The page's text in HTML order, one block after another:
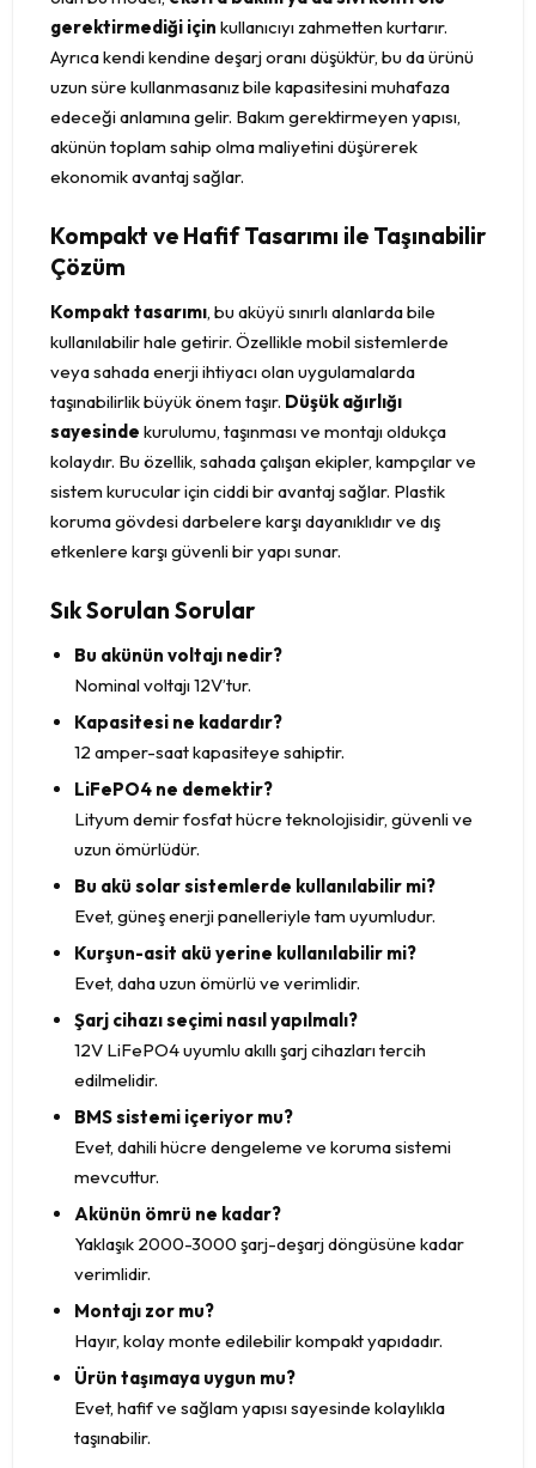
gerektirmediği için kullanıcıyı zahmetten kurtarır.
Ayrıca kendi kendine deşarj oranı düşüktür, bu da ürünü
uzun süre kullanmasanız bile kapasitesini muhafaza
edeceği anlamına gelir. Bakım gerektirmeyen yapısı,
akünün toplam sahip olma maliyetini düşürerek
ekonomik avantaj sağlar.
Kompakt ve Hafif Tasarımı ile Taşınabilir
Çözüm
Kompakt tasarımı, bu aküyü sınırlı alanlarda bile
kullanılabilir hale getirir. Özellikle mobil sistemlerde
veya sahada enerji ihtiyacı olan uygulamalarda
taşınabilirlik büyük önem taşır. Düşük ağırlığı
sayesinde kurulumu, taşınması ve montajı oldukça
kolaydır. Bu özellik, sahada çalışan ekipler, kampçılar ve
sistem kurucular için ciddi bir avantaj sağlar. Plastik
koruma gövdesi darbelere karşı dayanıklıdır ve dış
etkenlere karşı güvenli bir yapı sunar.
Sık Sorulan Sorular
Bu akünün voltajı nedir?
Nominal voltajı 12V’tur.
Kapasitesi ne kadardır?
12 amper-saat kapasiteye sahiptir.
LiFePO4 ne demektir?
Lityum demir fosfat hücre teknolojisidir, güvenli ve
uzun ömürlüdür.
Bu akü solar sistemlerde kullanılabilir mi?
Evet, güneş enerji panelleriyle tam uyumludur.
Kurşun-asit akü yerine kullanılabilir mi?
Evet, daha uzun ömürlü ve verimlidir.
Şarj cihazı seçimi nasıl yapılmalı?
12V LiFePO4 uyumlu akıllı şarj cihazları tercih
edilmelidir.
BMS sistemi içeriyor mu?
Evet, dahili hücre dengeleme ve koruma sistemi
mevcuttur.
Akünün ömrü ne kadar?
Yaklaşık 2000-3000 şarj-deşarj döngüsüne kadar
verimlidir.
Montajı zor mu?
Hayır, kolay monte edilebilir kompakt yapıdadır.
Ürün taşımaya uygun mu?
Evet, hafif ve sağlam yapısı sayesinde kolaylıkla
taşınabilir.